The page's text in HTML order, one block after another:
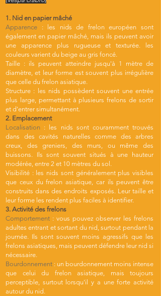
1. Nid en papier mâché
Apparence : les nids de frelon européen sont
également en papier mâché, mais ils peuvent avoir
une apparence plus rugueuse et texturée. les
couleurs varient du beige au gris foncé.
Taille : ils peuvent atteindre jusqu'à 1 mètre de
diamètre, et leur forme est souvent plus irrégulière
que celle du frelon asiatique.
Structure : les nids possèdent souvent une entrée
plus large, permettant à plusieurs frelons de sortir
et d'entrer simultanément.
2. Emplacement
Localisation : les nids sont couramment trouvés
dans des cavités naturelles comme des arbres
creux, des greniers, des murs, ou même des
buissons. Ils sont souvent situés à une hauteur
modérée, entre 2 et 10 mètres du sol.
Visibilité : les nids sont généralement plus visibles
que ceux du frelon asiatique, car ils peuvent être
construits dans des endroits exposés. Leur taille et
leur forme les rendent plus faciles à identifier.
3. Activité des frelons
Comportement : vous pouvez observer les frelons
adultes entrant et sortant du nid, surtout pendant la
journée. Ils sont souvent moins agressifs que les
frelons asiatiques, mais peuvent défendre leur nid si
nécessaire.
Bourdonnement : un bourdonnement moins intense
que celui du frelon asiatique, mais toujours
perceptible, surtout lorsqu'il y a une forte activité
autour du nid.